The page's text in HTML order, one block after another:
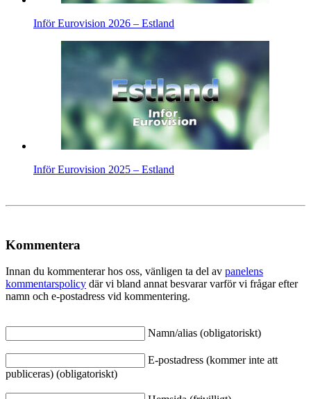
Inför Eurovision 2026 – Estland
Inför Eurovision 2025 – Estland
Kommentera
Innan du kommenterar hos oss, vänligen ta del av panelens
kommentarspolicy där vi bland annat besvarar varför vi frågar efter
namn och e-postadress vid kommentering.
Namn/alias (obligatoriskt)
E-postadress (kommer inte att
publiceras) (obligatoriskt)